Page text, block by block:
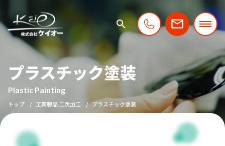
プラスチック塗装
Plastic Painting
トップ 工業製品 二次加工 プラスチック塗装